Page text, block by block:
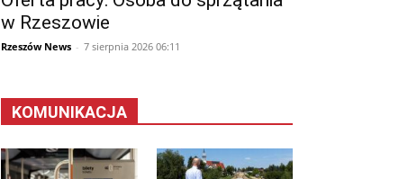
w Rzeszowie
Rzeszów News - 7 sierpnia 2026 06:11
KOMUNIKACJA